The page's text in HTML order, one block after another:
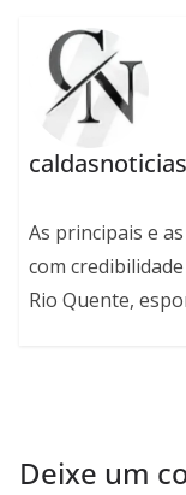
caldasnoticias
As principais e
com
Rio Quente,
Deixe um